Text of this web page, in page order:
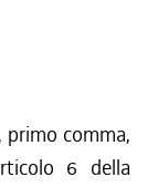
comma,
6 della